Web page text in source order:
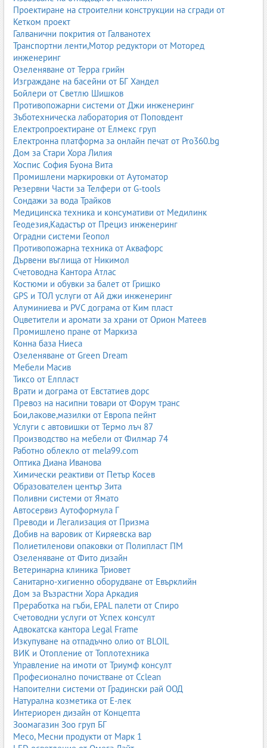
Проектиране на строителни конструкции на сгради от
Кетком проект
Галванични покрития от Галванотех
Транспортни ленти,Мотор редуктори от Моторед
инженеринг
Озеленяване от Терра грийн
Изграждане на басейни от БГ Хандел
Бойлери от Светлю Шишков
Противопожарни системи от Джи инженеринг
Зъботехническа лаборатория от Поповдент
Електропроектиране от Елмекс груп
Електронна платформа за онлайн печат от Pro360.bg
Дом за Стари Хора Лилия
Хоспис София Буона Вита
Промишлени маркировки от Аутоматор
Резервни Части за Телфери от G-tools
Сондажи за вода Трайков
Медицинска техника и консумативи от Медилинк
Геодезия,Кадастър от Прециз инженеринг
Оградни системи Геопол
Противопожарна техника от Аквафорс
Дървени въглища от Никимол
Счетоводна Кантора Атлас
Костюми и обувки за балет от Гришко
GPS и ТОЛ услуги от Ай джи инженеринг
Алуминиева и PVC дограма от Ким пласт
Оцветители и аромати за храни от Орион Матеев
Промишлено пране от Маркиза
Конна база Ниеса
Озеленяване от Green Dream
Мебели Масив
Тиксо от Елпласт
Врати и дограма от Евстатиев дорс
Превоз на насипни товари от Форум транс
Бои,лакове,мазилки от Европа пейнт
Услуги с автовишки от Термо лъч 87
Производство на мебели от Филмар 74
Работно облекло от mela99.com
Оптика Диана Иванова
Химически реактиви от Петър Косев
Образователен център Зита
Поливни системи от Ямато
Автосервиз Аутоформула Г
Преводи и Легализация от Призма
Добив на варовик от Киряевска вар
Полиетиленови опаковки от Полипласт ПМ
Озеленяване от Фито дизайн
Ветеринарна клиника Триовет
Санитарно-хигиенно оборудване от Евърклийн
Дом за Възрастни Хора Аркадия
Преработка на гъби, EPAL палети от Спиро
Счетоводни услуги от Успех консулт
Адвокатска кантора Legal Frame
Изкупуване на отпадъчно олио от BLOIL
ВИК и Отопление от Топлотехника
Управление на имоти от Триумф консулт
Професионално почистване от Cclean
Напоителни системи от Градински рай ООД
Натурална козметика от Е-лек
Интериорен дизайн от Концепта
Зоомагазин Зоо груп БГ
Месо, Месни продукти от Марк 1